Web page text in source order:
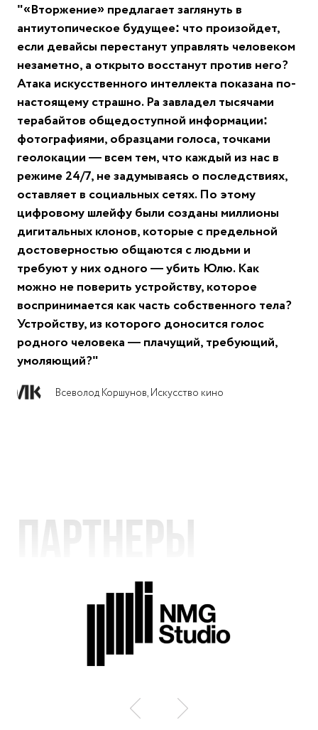
"«Вторжение» предлагает заглянуть в
антиутопическое будущее: что произойдет,
если девайсы перестанут управлять человеком
незаметно, а открыто восстанут против него?
Атака искусственного интеллекта показана по-
настоящему страшно. Ра завладел тысячами
терабайтов общедоступной информации:
фотографиями, образцами голоса, точками
геолокации — всем тем, что каждый из нас в
режиме 24/7, не задумываясь о последствиях,
оставляет в социальных сетях. По этому
цифровому шлейфу были созданы миллионы
дигитальных клонов, которые с предельной
достоверностью общаются с людьми и
требуют у них одного — убить Юлю. Как
можно не поверить устройству, которое
воспринимается как часть собственного тела?
Устройству, из которого доносится голос
родного человека — плачущий, требующий,
умоляющий?"
Всеволод Коршунов, Искусство кино
Партнеры